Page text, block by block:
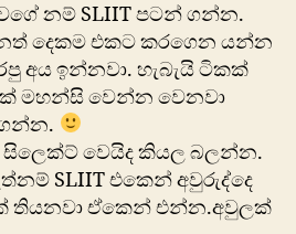
නම් SLIIT පටන් ගන්න.
දෙකම එකට කරගෙන යන්න
අය ඉන්නවා. හැබැයි ටිකක්
මහන්සි වෙන්න වෙනවා
වෙයිද කියල බලන්න.
SLIIT එකෙන් අවුරුද්දෙ
තියනවා ඒකෙන් එන්න.අවුලක්